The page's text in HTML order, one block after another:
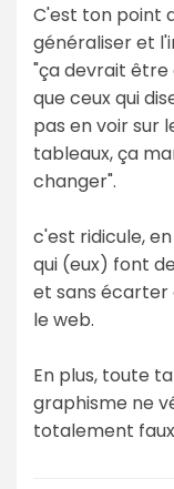
C'est ton point
généraliser et
"ça devrait être
que ceux qui
pas en voir sur
tableaux, ça
changer".
c'est ridicule,
qui (eux) font
et sans écarter
le web.
En plus, toute
graphisme ne
totalement